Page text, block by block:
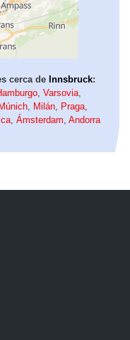
cerca de Innsbruck:
Varsovia
Múnich Milán Praga
Ámsterdam Andorra